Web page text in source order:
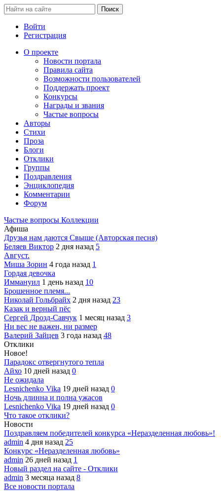
Войти
Регистрация
О проекте
Новости портала
Правила сайта
Возможности пользователей
Поддержать проект
Конкурсы
Награды и звания
Частые вопросы
Авторы
Стихи
Проза
Блоги
Отклики
Группы
Поздравления
Энциклопедия
Комментарии
Форум
Частые вопросы Коллекции
Афиша
Друзья нам даются Свыше (Авторская песня)
Беляев Виктор 2 дня назад 5
Август.
Миша Зорин 4 года назад 1
Гордая девочка
Иммануил 1 день назад 10
Брошенное племя...
Николай Гольбрайх 2 дня назад 23
Казак и верный пёс
Сергей Дрозд-Савчук 1 месяц назад 3
Ни вес не важен, ни размер
Валерий Зайцев 3 года назад 48
Отклики
Новое!
Парадокс отвергнутого тепла
Айхо 10 дней назад 0
Не ожидала
Lesnichenko Vika 19 дней назад 0
Ночь длинна и полна ужасов
Lesnichenko Vika 19 дней назад 0
Что такое отклики?
Новости
Поздравляем победителей конкурса «Неразделенная любовь»!
admin 4 дня назад 25
Конкурс «Неразделенная любовь»
admin 26 дней назад 1
Новый раздел на сайте - Отклики
admin 3 месяца назад 8
Все новости портала